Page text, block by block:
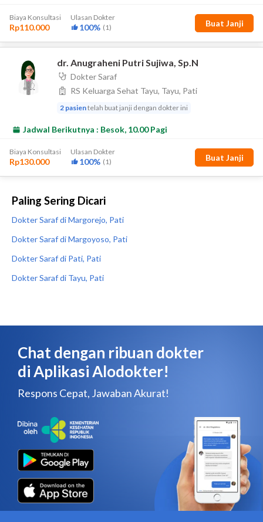
Paling Sering Dicari
Dokter Saraf di Margorejo, Pati
Dokter Saraf di Margoyoso, Pati
Dokter Saraf di Pati, Pati
Dokter Saraf di Tayu, Pati